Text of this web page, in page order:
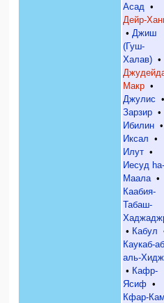
Асад •
Дейр-
• Джиш
(Гуш-
Халав) •
Макр •
Джулис •
Зарзир •
Ибилин •
Иксал •
Илут •
Иесуд hа-
Маала •
Каабия-
Табаш-
• Кабул
Каукаб-
аль-
• Кафр-
Ясиф •
Кфар-